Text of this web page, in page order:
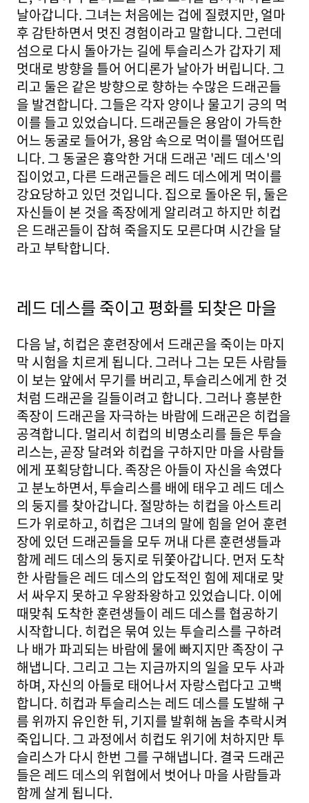
날아갑니다. 그녀는 처음에는 겁에 질렸지만, 얼마
후 감탄하면서 멋진 경험이라고 말합니다. 그런데
섬으로 다시 돌아가는 길에 투슬리스가 갑자기 제
멋대로 방향을 틀어 어디론가 날아가 버립니다. 그
리고 둘은 같은 방향으로 향하는 수많은 드래곤들
을 발견합니다. 그들은 각자 양이나 물고기 긍의 먹
이를 들고 있었습니다. 드래곤들은 용암이 가득한
어느 동굴로 들어가, 용암 속으로 먹이를 떨어뜨립
니다. 그 동굴은 흉악한 거대 드래곤 '레드 데스'의
집이었고, 다른 드래곤들은 레드 데스에게 먹이를
강요당하고 있던 것입니다. 집으로 돌아온 뒤, 둘은
자신들이 본 것을 족장에게 알리려고 하지만 히컵
은 드래곤들이 잡혀 죽을지도 모른다며 시간을 달
라고 부탁합니다.
레드 데스를 죽이고 평화를 되찾은 마을
다음 날, 히컵은 훈련장에서 드래곤을 죽이는 마지
막 시험을 치르게 됩니다. 그러나 그는 모든 사람들
이 보는 앞에서 무기를 버리고, 투슬리스에게 한 것
처럼 드래곤을 길들이려고 합니다. 그러나 흥분한
족장이 드래곤을 자극하는 바람에 드래곤은 히컵을
공격합니다. 멀리서 히컵의 비명소리를 들은 투슬
리스는, 곧장 달려와 히컵을 구하지만 마을 사람들
에게 포획당합니다. 족장은 아들이 자신을 속였다
고 분노하면서, 투슬리스를 배에 태우고 레드 데스
의 둥지를 찾아갑니다. 절망하는 히컵을 아스트리
드가 위로하고, 히컵은 그녀의 말에 힘을 얻어 훈련
장에 있던 드래곤들을 모두 꺼내 다른 훈련생들과
함께 레드 데스의 둥지로 뒤쫓아갑니다. 먼저 도착
한 사람들은 레드 데스의 압도적인 힘에 제대로 맞
서 싸우지 못하고 우왕좌왕하고 있었습니다. 이에
때맞춰 도착한 훈련생들이 레드 데스를 협공하기
시작합니다. 히컵은 묶여 있는 투슬리스를 구하려
나 배가 파괴되는 바람에 물에 빠지지만 족장이 구
해냅니다. 그리고 그는 지금까지의 일을 모두 사과
하며, 자신의 아들로 태어나서 자랑스럽다고 고백
합니다. 히컵과 투슬리스는 레드 데스를 도발해 구
름 위까지 유인한 뒤, 기지를 발휘해 놈을 추락시켜
죽입니다. 그 과정에서 히컵도 위기에 처하지만 투
슬리스가 다시 한번 그를 구해냅니다. 결국 드래곤
들은 레드 데스의 위협에서 벗어나 마을 사람들과
함께 살게 됩니다.